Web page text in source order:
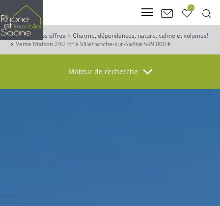
0
Accueil Nos offres
Charme, dépendances, nature, calme et volumes!
Vente Maison 240 m² à Villefranche-sur-Saône 599 000 €
Moteur de recherche